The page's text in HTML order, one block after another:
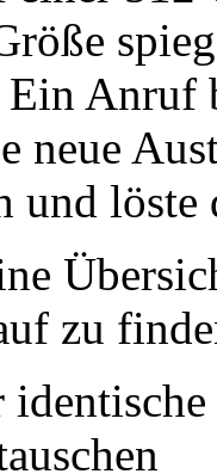
Ein
neue
und löste
zu